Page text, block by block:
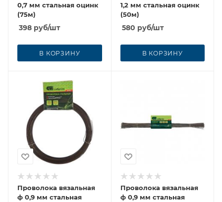
0,7 мм стальная оцинк
(75м)
398 руб/шт
В КОРЗИНУ
1,2 мм стальная оцинк
(50м)
580 руб/шт
В КОРЗИНУ
Проволока вязальная
ф 0,9 мм стальная
Проволока вязальная
ф 0,9 мм стальная